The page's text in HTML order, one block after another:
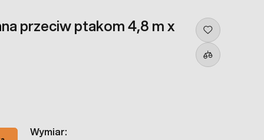
przeciw ptakom 4,8 m x
Wymiar: